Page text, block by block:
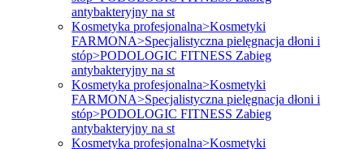
antybakteryjny na st
Kosmetyka profesjonalna>Kosmetyki
FARMONA>Specjalistyczna pielęgnacja dłoni i
stóp>PODOLOGIC FITNESS Zabieg
antybakteryjny na st
Kosmetyka profesjonalna>Kosmetyki
FARMONA>Specjalistyczna pielęgnacja dłoni i
stóp>PODOLOGIC FITNESS Zabieg
antybakteryjny na st
Kosmetyka profesjonalna>Kosmetyki